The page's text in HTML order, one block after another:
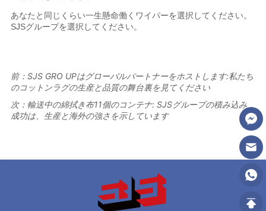
前：SJS GRO UPはグローバルパートナーをホストします:私たち
のコットンラグの生産と品質の舞台裏を見てください
次：輸送中の綿拭き布11個のコンテナ: SJSグループの積み込み
成功は、生産と海外の強さを示しています